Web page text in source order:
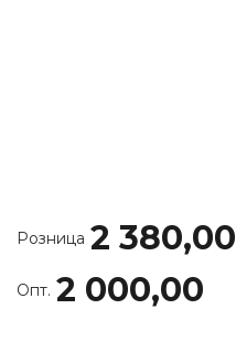
Розница 2 380,00
Опт. 2 000,00